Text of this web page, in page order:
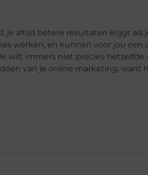
je altijd betere resultaten krijgt als
werken, en kunnen voor jou een
wilt immers niet precies hetzelfde
van je online marketing, want